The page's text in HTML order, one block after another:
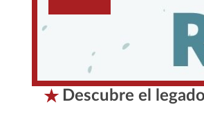
Descubre el